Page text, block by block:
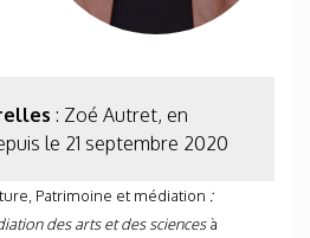
: Zoé Autret, en
le 21 septembre 2020
Patrimoine et médiation :
des arts et des sciencesà